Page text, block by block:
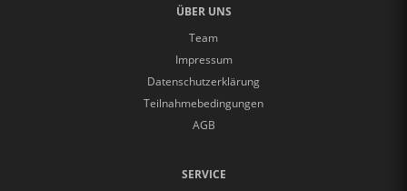
ÜBER UNS
Team
Impressum
Datenschutzerklärung
Teilnahmebedingungen
AGB
SERVICE